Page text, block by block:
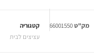
מק"ט66001550
קטגוריה
עציצים לבית